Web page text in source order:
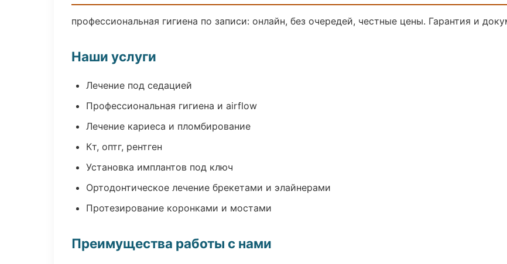
профессиональная гигиена по записи: онлайн, без очередей, честные цены. Гарантия и
Наши услуги
Лечение под седацией
Профессиональная гигиена и airflow
Лечение кариеса и пломбирование
Кт, оптг, рентген
Установка имплантов под ключ
Ортодонтическое лечение брекетами и элайнерами
Протезирование коронками и мостами
Преимущества работы с нами